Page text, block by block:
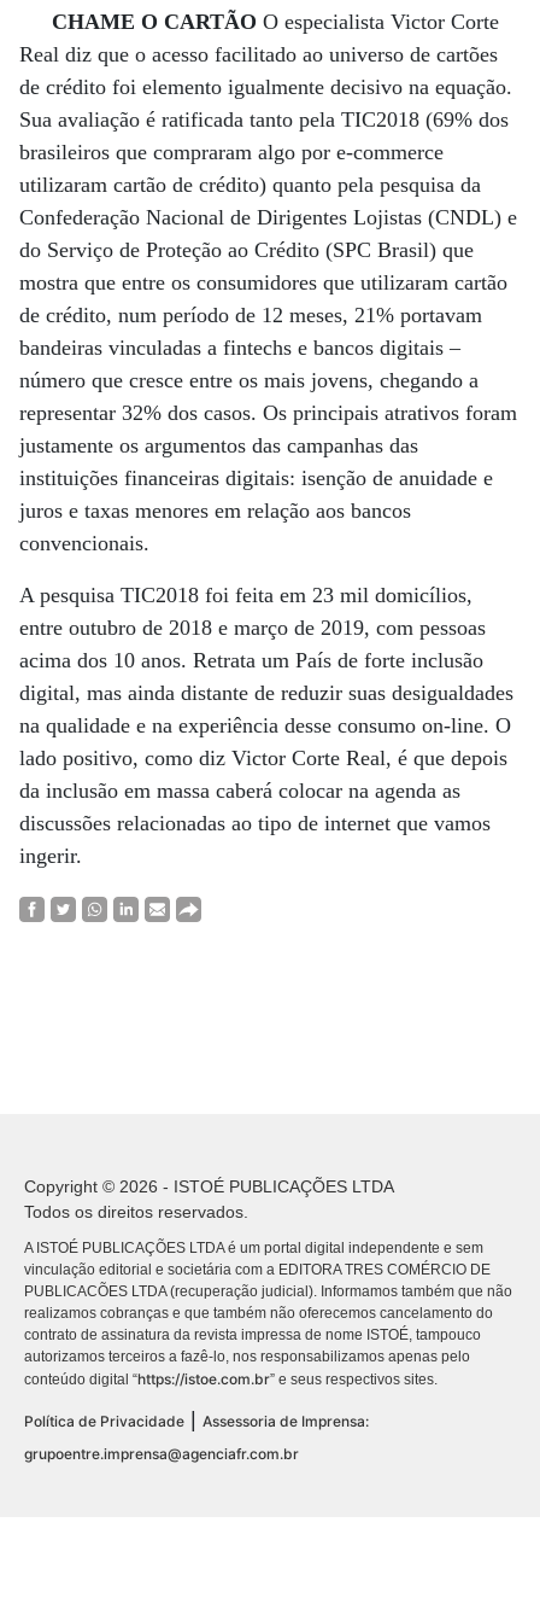
CHAME O CARTÃO O especialista Victor Corte
Real diz que o acesso facilitado ao universo de cartões
de crédito foi elemento igualmente decisivo na equação.
Sua avaliação é ratificada tanto pela TIC2018 (69% dos
brasileiros que compraram algo por e-commerce
utilizaram cartão de crédito) quanto pela pesquisa da
Confederação Nacional de Dirigentes Lojistas (CNDL) e
do Serviço de Proteção ao Crédito (SPC Brasil) que
mostra que entre os consumidores que utilizaram cartão
de crédito, num período de 12 meses, 21% portavam
bandeiras vinculadas a fintechs e bancos digitais –
número que cresce entre os mais jovens, chegando a
representar 32% dos casos. Os principais atrativos foram
justamente os argumentos das campanhas das
instituições financeiras digitais: isenção de anuidade e
juros e taxas menores em relação aos bancos
convencionais.
A pesquisa TIC2018 foi feita em 23 mil domicílios,
entre outubro de 2018 e março de 2019, com pessoas
acima dos 10 anos. Retrata um País de forte inclusão
digital, mas ainda distante de reduzir suas desigualdades
na qualidade e na experiência desse consumo on-line. O
lado positivo, como diz Victor Corte Real, é que depois
da inclusão em massa caberá colocar na agenda as
discussões relacionadas ao tipo de internet que vamos
ingerir.
Copyright © 2026 - ISTOÉ PUBLICAÇÕES LTDA
Todos os direitos reservados.
A ISTOÉ PUBLICAÇÕES LTDA é um portal digital independente e sem
vinculação editorial e societária com a EDITORA TRES COMÉRCIO DE
PUBLICACÕES LTDA (recuperação judicial). Informamos também que não
realizamos cobranças e que também não oferecemos cancelamento do
contrato de assinatura da revista impressa de nome ISTOÉ, tampouco
autorizamos terceiros a fazê-lo, nos responsabilizamos apenas pelo
conteúdo digital “https://istoe.com.br” e seus respectivos sites.
Política de Privacidade
Assessoria de Imprensa:
grupoentre.imprensa@agenciafr.com.br